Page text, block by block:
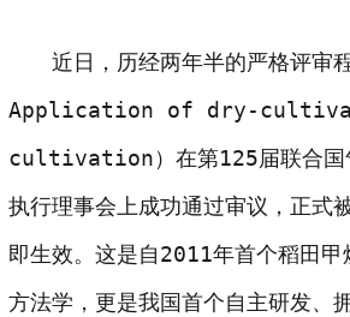
近日，历经两年半的严格评审程
Application of dry-
cultivation）在第125届联合国
执行理事会上成功通过审议，正
即生效。这是自2011年首个稻田
方法学，更是我国首个自主研发、